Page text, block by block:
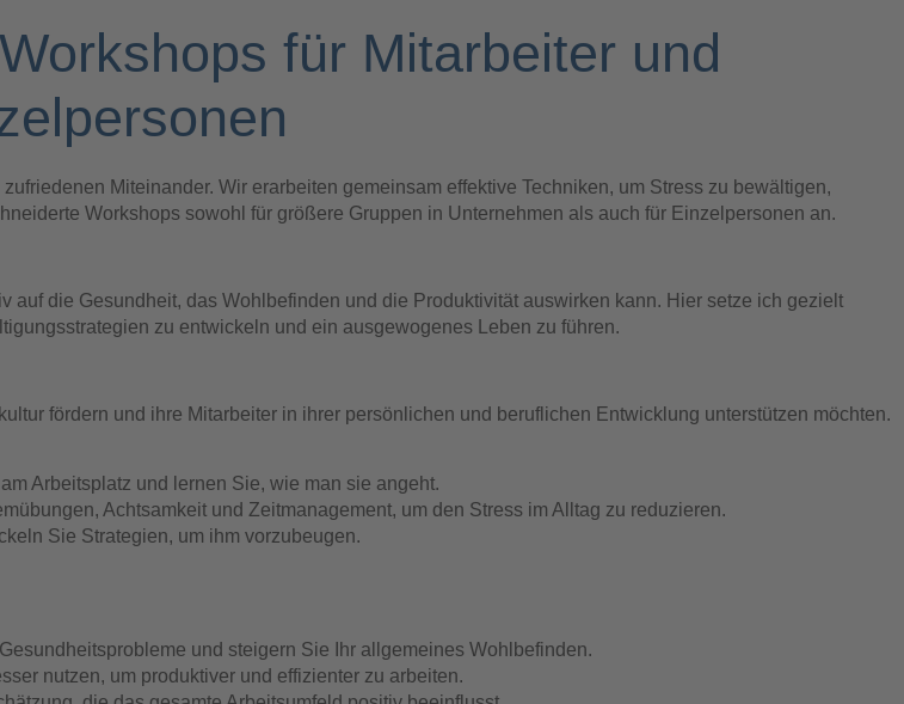
für Mitarbeiter und
Miteinander. Wir erarbeiten gemeinsam effektive Techniken, um Stress zu bewältigen,
Workshops sowohl für größere Gruppen in Unternehmen als auch für Einzelpersonen an.
die Gesundheit, das Wohlbefinden und die Produktivität auswirken kann. Hier setze ich gezielt
zu entwickeln und ein ausgewogenes Leben zu führen.
fördern und ihre Mitarbeiter in ihrer persönlichen und beruflichen Entwicklung unterstützen möchten.
Arbeitsplatz und lernen Sie, wie man sie angeht.
Achtsamkeit und Zeitmanagement, um den Stress im Alltag zu reduzieren.
Sie Strategien, um ihm vorzubeugen.
und steigern Sie Ihr allgemeines Wohlbefinden.
nutzen, um produktiver und effizienter zu arbeiten.